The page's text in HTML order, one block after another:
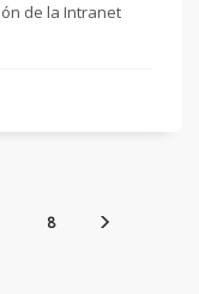
de la Intranet
8